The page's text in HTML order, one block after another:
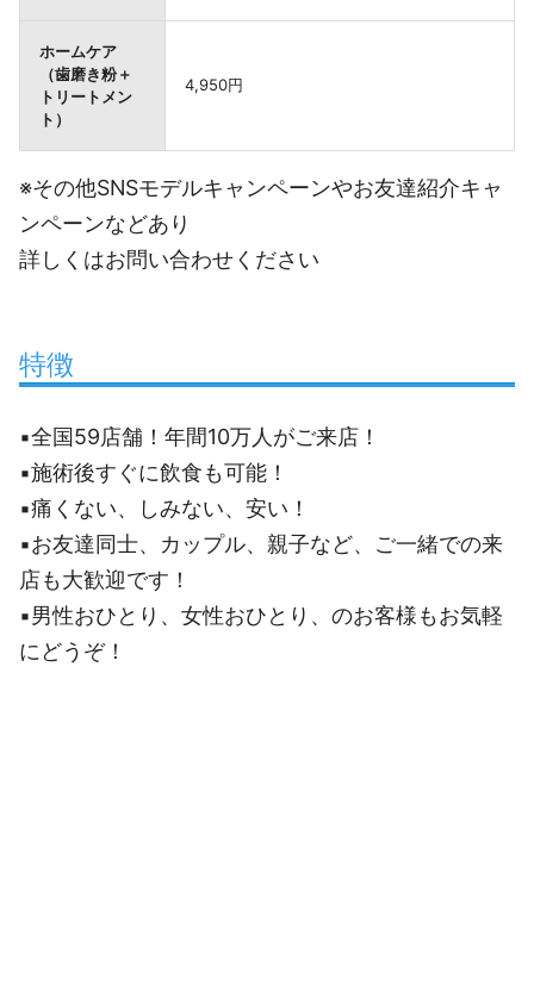
ホームケア
（歯磨き粉＋
トリートメン
ト）
4,950円
※その他SNSモデルキャンペーンやお友達紹介キャ
ンペーンなどあり
詳しくはお問い合わせください
特徴
▪全国59店舗！年間10万人がご来店！
▪施術後すぐに飲食も可能！
▪痛くない、しみない、安い！
▪お友達同士、カップル、親子など、ご一緒での来
店も大歓迎です！
▪男性おひとり、女性おひとり、のお客様もお気軽
にどうぞ！